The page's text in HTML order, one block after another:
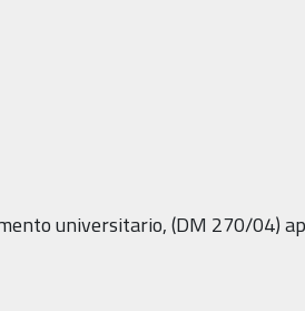
universitario, (DM 270/04)